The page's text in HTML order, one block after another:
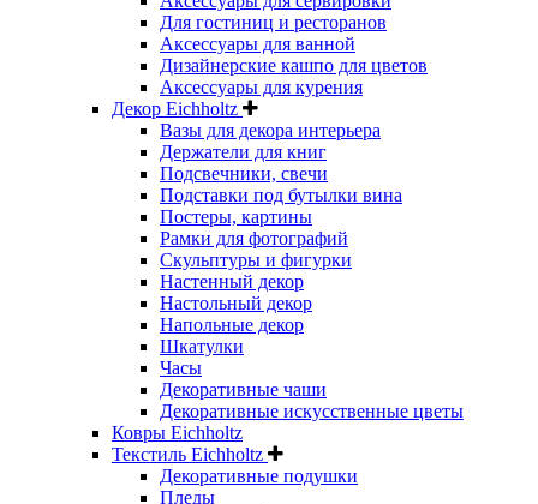
Для гостиниц и ресторанов
Аксессуары для ванной
Дизайнерские кашпо для цветов
Аксессуары для курения
Декор Eichholtz
Вазы для декора интерьера
Держатели для книг
Подсвечники, свечи
Подставки под бутылки вина
Постеры, картины
Рамки для фотографий
Скульптуры и фигурки
Настенный декор
Настольный декор
Напольные декор
Шкатулки
Часы
Декоративные чаши
Декоративные искусственные цветы
Ковры Eichholtz
Текстиль Eichholtz
Декоративные подушки
Пледы